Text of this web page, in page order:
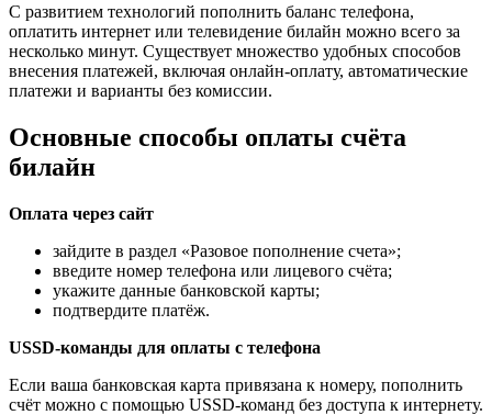
С развитием технологий пополнить баланс телефона,
оплатить интернет или телевидение билайн можно всего за
несколько минут. Существует множество удобных способов
внесения платежей, включая онлайн-оплату, автоматические
платежи и варианты без комиссии.
Основные способы оплаты счёта
билайн
Оплата через сайт
зайдите в раздел «Разовое пополнение счета»;
введите номер телефона или лицевого счёта;
укажите данные банковской карты;
подтвердите платёж.
USSD-команды для оплаты с телефона
Если ваша банковская карта привязана к номеру, пополнить
счёт можно с помощью USSD-команд без доступа к интернету.